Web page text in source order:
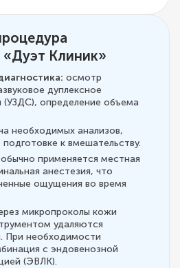
Клиник»
осмотр
дуплексное
(УЗДС), определение объема
необходимых анализов,
к вмешательству.
обычно применяется местная
анестезия, что
ощущения во время
микропроколы кожи
удаляются
При необходимости
с эндовенозной
(ЭВЛК).